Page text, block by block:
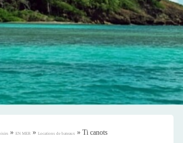
» EN MER » Locations de bateaux » Ti canots